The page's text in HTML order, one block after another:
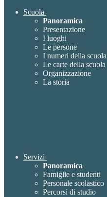
Scuola
Panoramica
Presentazione
I luoghi
Le persone
I numeri della scuola
Le carte della scuola
Organizzazione
La storia
Servizi
Panoramica
Famiglie e studenti
Personale scolastico
Percorsi di studio